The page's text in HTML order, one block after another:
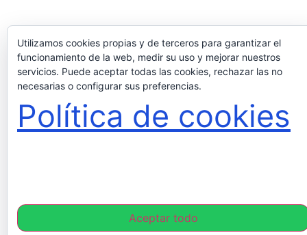
Utilizamos cookies propias y de terceros para garantizar el
funcionamiento de la web, medir su uso y mejorar nuestros
servicios. Puede aceptar todas las cookies, rechazar las no
necesarias o configurar sus preferencias.
Política de cookies
Aceptar todo